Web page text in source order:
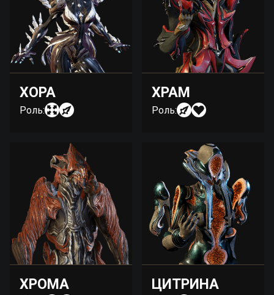
ХОРА
Роль:
ХРАМ
Роль:
ХРОМА ЦИТРИНА